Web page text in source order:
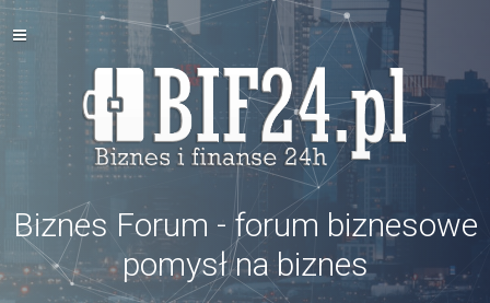
Biznes Forum - forum biznesowe
pomysł na biznes